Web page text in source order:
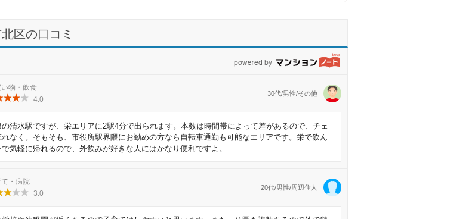
区の口コミ
い物・飲食
4.0
30代/男性/その他
清水駅ですが、栄エリアに2駅4分で出られます。本数は時間帯によって差があるので、チェ
れなく。そもそも、市役所駅界隈にお勤めの方なら自転車通勤も可能なエリアです。栄で飲ん
気軽に帰れるので、外飲みが好きな人にはかなり便利ですよ。
・病院
3.0
20代/男性/周辺住人